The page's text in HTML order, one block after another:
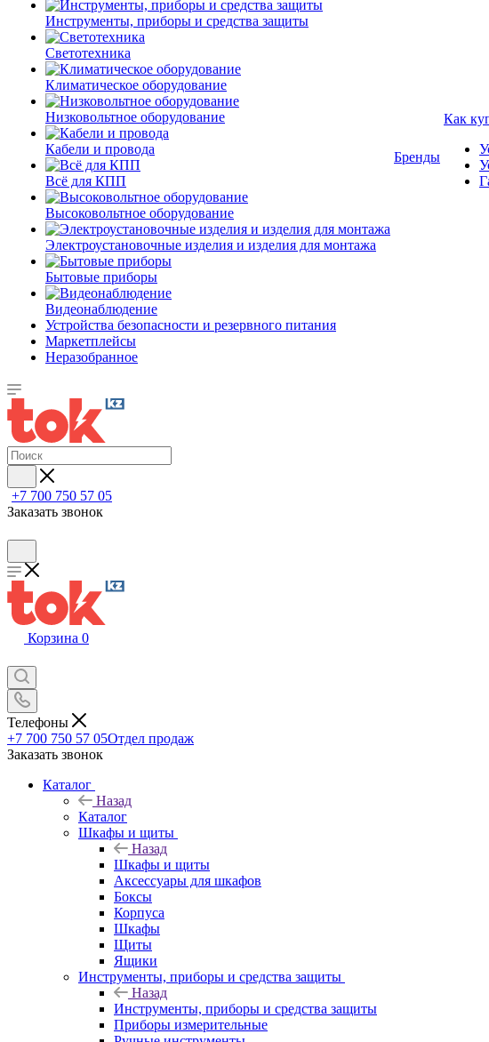
Инструменты, приборы и средства защиты
Светотехника
Климатическое оборудование
Низковольтное оборудование
Кабели и провода
Всё для КПП
Высоковольтное оборудование
Электроустановочные изделия и изделия для монтажа
Бытовые приборы
Видеонаблюдение
Устройства безопасности и резервного питания
Маркетплейсы
Неразобранное
Бренды
Как
+7 700 750 57 05
Заказать звонок
Корзина 0
Телефоны
+7 700 750 57 05Отдел продаж
Заказать звонок
Каталог
Назад
Каталог
Шкафы и щиты
Назад
Шкафы и щиты
Аксессуары для шкафов
Боксы
Корпуса
Шкафы
Щиты
Ящики
Инструменты, приборы и средства защиты
Назад
Инструменты, приборы и средства защиты
Приборы измерительные